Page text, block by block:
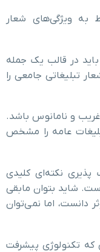
به ویژگی‌های شعار
باید در قالب یک جمله
تبلیغاتی جامعی را
و نامانوس باشد.
عامه را مشخص
پذیری نکته‌ای کلیدی
شاید بتوان مابقی
دانست، اما نمی‌توان
تکنولوژی پیشرفت